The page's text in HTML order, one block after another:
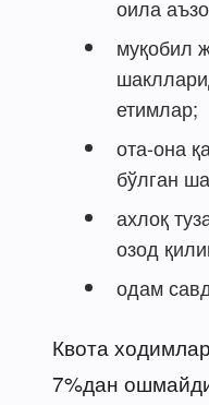
оила
муқобил
етимлар;
ота-она
бўлган
ахлоқ
озод
одам
Квота
7%дан